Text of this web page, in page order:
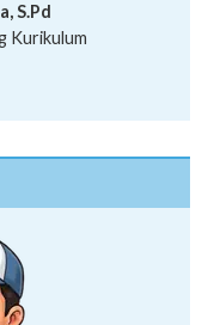
S.Pd
Kurikulum
M.Sn
S.Pd.